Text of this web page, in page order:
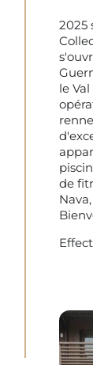
2025
le
de